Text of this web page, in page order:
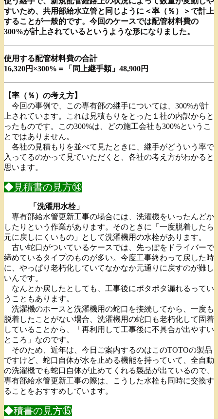
すいため、共用部給水立管と同じように＜率（％）＞で計上
することが⼀般的です。今回のケースでは配管材料費の
300%が計上されているというような形になりました。
使用する配管材料費の合計
16,320円×300%＝「同上継手類」48,900円
【率（％）の考え方】
今回の事例で、この専有部の継手については、300%が計
上されています。これは見積もりをとった１社の内訳からと
ったものです。この300%は、どの施工会社も300%というこ
とではありません。
各社の見積もりを並べて見たときに、継手がどういう率で
入ってるのかって見ていただくと、各社の考え方がわかると
思います。
◆見積書の見方⑭
「洗濯用水栓」
専有部給水管更新工事の場合には、洗濯機をいったんどか
したりという作業があります。そのときに「一度脱着したら
元に戻しにくいもの」として洗濯機用の水栓があります。
古い蛇口がついているケースでは、先っぽをドライバーで
締めているタイプのものが多い。今度工事終わって戻した時
に、やっぱり老朽化していてなかなか元通りに戻すのが難し
いんです。
なんとか戻したとしても、工事後にポタポタ漏れるってい
うこともあります。
洗濯機のホースと洗濯機用の蛇口を接続してから、一度も
脱着したことがない場合、洗濯機用の蛇口も老朽化して固着
していることから、「再利用して工事後に不具合が出やすい
ところ」なのです。
そのため、近年は、今日ご案内するのはこのTOTOの製品
ですけど、蛇口自体が水を止める機能を持っていて、全自動
の洗濯機でも蛇口自体が止めてくれる製品が出ているので、
専有部給水管更新工事の際は、こうした水栓も同時に交換す
ることをおすすめしています。
◆積書の見方⑮